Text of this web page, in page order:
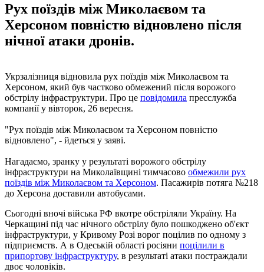
Рух поїздів між Миколаєвом та
Херсоном повністю відновлено після
нічної атаки дронів.
Укрзалізниця відновила рух поїздів між Миколаєвом та
Херсоном, який був частково обмежений після ворожого
обстрілу інфраструктури. Про це повідомила пресслужба
компанії у вівторок, 26 вересня.
"Рух поїздів між Миколаєвом та Херсоном повністю
відновлено", - йдеться у заяві.
Нагадаємо, зранку у результаті ворожого обстрілу
інфраструктури на Миколаївщині тимчасово обмежили рух
поїздів між Миколаєвом та Херсоном. Пасажирів потяга №218
до Херсона доставили автобусами.
Сьогодні вночі війська РФ вкотре обстріляли Україну. На
Черкащині під час нічного обстрілу було пошкоджено об'єкт
інфраструктури, у Кривому Розі ворог поцілив по одному з
підприємств. А в Одеській області росіяни поцілили в
припортову інфраструктуру, в результаті атаки постраждали
двоє чоловіків.